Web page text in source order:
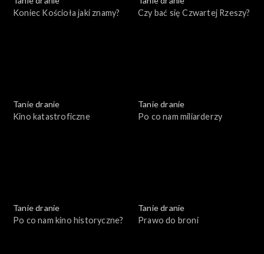
Koniec Kościoła jaki znamy?
Czy bać się Czwartej Rzeszy?
Tanie dranie
Kino katastroficzne
Tanie dranie
Po co nam miliarderzy
Tanie dranie
Po co nam kino historyczne?
Tanie dranie
Prawo do broni